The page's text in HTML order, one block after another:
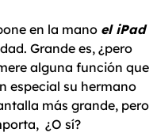
en la mano el iPad
Grande es, ¿pero
alguna función que
especial su hermano
más grande, pero
¿O sí?